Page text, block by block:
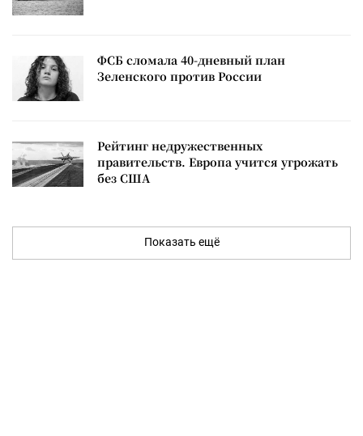
ФСБ сломала 40-дневный план
Зеленского против России
Рейтинг недружественных
правительств. Европа учится угрожать
без США
Показать ещё